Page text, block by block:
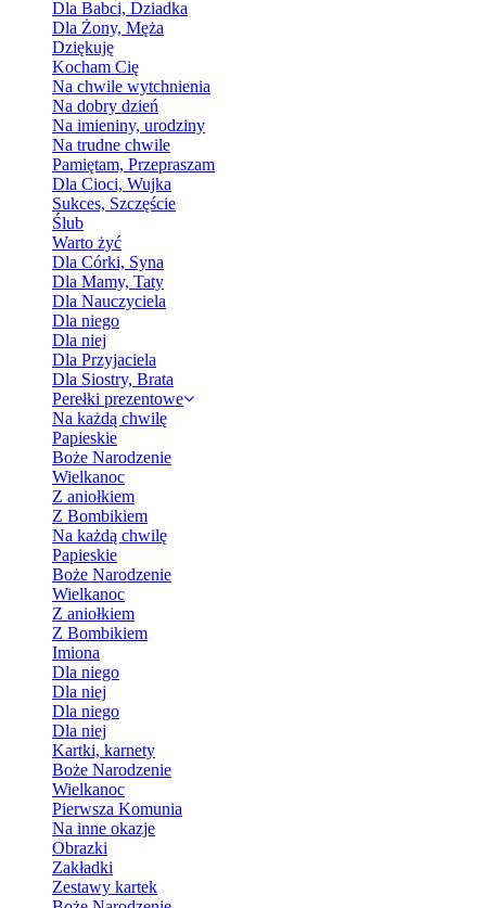
Dla Babci, Dziadka
Dla Żony, Męża
Dziękuję
Kocham Cię
Na chwile wytchnienia
Na dobry dzień
Na imieniny, urodziny
Na trudne chwile
Pamiętam, Przepraszam
Dla Cioci, Wujka
Sukces, Szczęście
Ślub
Warto żyć
Dla Córki, Syna
Dla Mamy, Taty
Dla Nauczyciela
Dla niego
Dla niej
Dla Przyjaciela
Dla Siostry, Brata
Perełki prezentowe
Na każdą chwilę
Papieskie
Boże Narodzenie
Wielkanoc
Z aniołkiem
Z Bombikiem
Na każdą chwilę
Papieskie
Boże Narodzenie
Wielkanoc
Z aniołkiem
Z Bombikiem
Imiona
Dla niego
Dla niej
Dla niego
Dla niej
Kartki, karnety
Boże Narodzenie
Wielkanoc
Pierwsza Komunia
Na inne okazje
Obrazki
Zakładki
Zestawy kartek